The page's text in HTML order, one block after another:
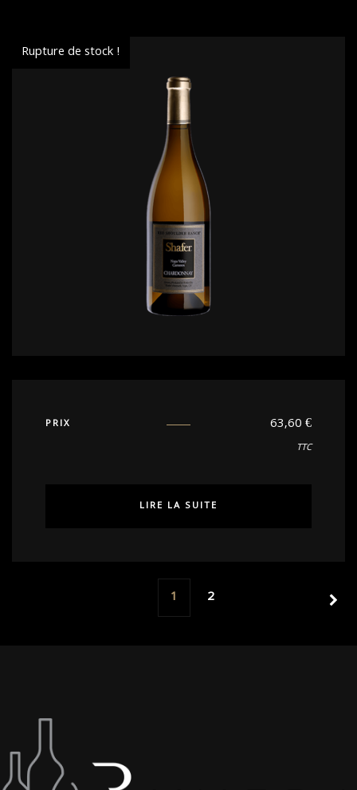
Rupture de stock !
PRIX 63,60€
TTC
LIRE LA SUITE
1 2